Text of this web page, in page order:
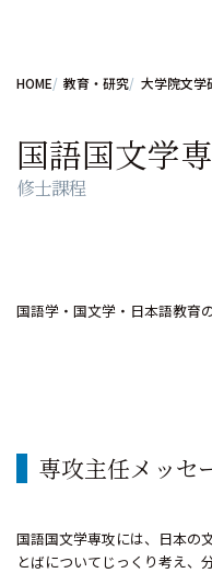
HOME 教育・研究 大学院文学
国語国文学
修士課程
国語学・国文学・日本語教育
専攻主任メッセ
国語国文学専攻には、日本の
とばについてじっくり考え、